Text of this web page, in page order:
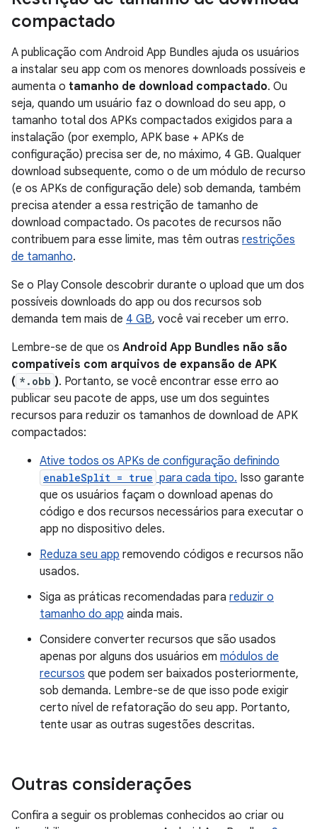
compactado
A publicação com Android App Bundles ajuda os usuários
a instalar seu app com os menores downloads possíveis e
aumenta o tamanho de download compactado. Ou
seja, quando um usuário faz o download do seu app, o
tamanho total dos APKs compactados exigidos para a
instalação (por exemplo, APK base + APKs de
configuração) precisa ser de, no máximo, 4 GB. Qualquer
download subsequente, como o de um módulo de recurso
(e os APKs de configuração dele) sob demanda, também
precisa atender a essa restrição de tamanho de
download compactado. Os pacotes de recursos não
contribuem para esse limite, mas têm outras restrições
de tamanho.
Se o Play Console descobrir durante o upload que um dos
possíveis downloads do app ou dos recursos sob
demanda tem mais de 4 GB, você vai receber um erro.
Lembre-se de que os Android App Bundles não são
compatíveis com arquivos de expansão de APK
( *.obb ). Portanto, se você encontrar esse erro ao
publicar seu pacote de apps, use um dos seguintes
recursos para reduzir os tamanhos de download de APK
compactados:
Ative todos os APKs de configuração definindo
enableSplit = true para cada tipo. Isso garante
que os usuários façam o download apenas do
código e dos recursos necessários para executar o
app no dispositivo deles.
Reduza seu app removendo códigos e recursos não
usados.
Siga as práticas recomendadas para reduzir o
tamanho do app ainda mais.
Considere converter recursos que são usados
apenas por alguns dos usuários em módulos de
recursos que podem ser baixados posteriormente,
sob demanda. Lembre-se de que isso pode exigir
certo nível de refatoração do seu app. Portanto,
tente usar as outras sugestões descritas.
Outras considerações
Confira a seguir os problemas conhecidos ao criar ou